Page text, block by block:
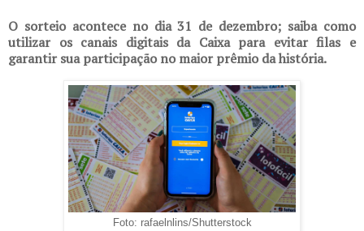
O sorteio acontece no dia 31 de dezembro; saiba como
utilizar os canais digitais da Caixa para evitar filas e
garantir sua participação no maior prêmio da história.
Foto: rafaelnlins/Shutterstock